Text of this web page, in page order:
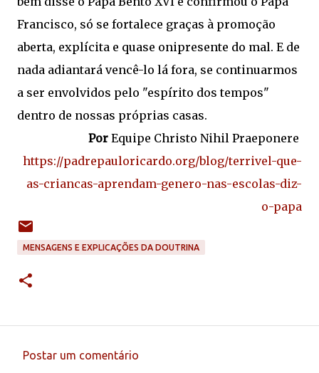
Francisco, só se fortalece graças à promoção
aberta, explícita e quase onipresente do mal. E de
nada adiantará vencê-lo lá fora, se continuarmos
a ser envolvidos pelo "espírito dos tempos"
dentro de nossas próprias casas.
Por Equipe Christo Nihil Praeponere
https://padrepauloricardo.org/blog/terrivel-que-
as-criancas-aprendam-genero-nas-escolas-diz-
o-papa
MENSAGENS E EXPLICAÇÕES DA DOUTRINA
Postar um comentário